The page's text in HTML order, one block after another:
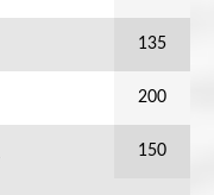
135
200
150